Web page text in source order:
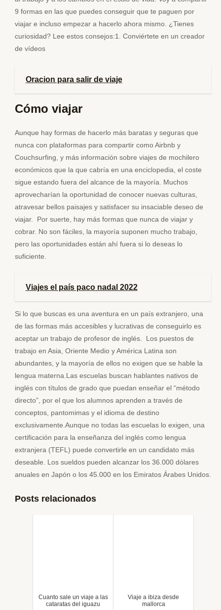
9 formas en las que puedes conseguir que te paguen por
viajar e incluso empezar a hacerlo ahora mismo. ¿Tienes
curiosidad? Lee estos consejos:1. Conviértete en un creador
de vídeos
Oracion para salir de viaje
Cómo viajar
Aunque hay formas de hacerlo más baratas y seguras que
nunca con plataformas para compartir como Airbnb y
Couchsurfing, y más información sobre viajes de mochilero
económicos que la que cabría en una enciclopedia, el coste
sigue estando fuera del alcance de la mayoría. Muchos
aprovecharían la oportunidad de conocer nuevas culturas,
atravesar bellos paisajes y satisfacer su insaciable deseo de
viajar. Por suerte, hay más formas que nunca de viajar y
cobrar. No son fáciles, la mayoría suponen mucho trabajo,
pero las oportunidades están ahí fuera si lo deseas lo
suficiente.
Viajes el país paco nadal 2022
Si lo que buscas es una aventura en un país extranjero, una
de las formas más accesibles y lucrativas de conseguirlo es
aceptar un trabajo de profesor de inglés. Los puestos de
trabajo en Asia, Oriente Medio y América Latina son
abundantes, y la mayoría de ellos no exigen que se hable la
lengua materna.Las escuelas buscan hablantes nativos de
inglés con títulos de grado que puedan enseñar el “método
directo”, por el que los alumnos aprenden a través de
conceptos, pantomimas y el idioma de destino
exclusivamente.Aunque no todas las escuelas lo exigen, una
certificación para la enseñanza del inglés como lengua
extranjera (TEFL) puede convertirle en un candidato más
deseable. Los sueldos pueden alcanzar los 36.000 dólares
anuales en Japón o los 45.000 en los Emiratos Árabes Unidos.
Posts relacionados
Cuanto sale un viaje a las
cataratas del iguazu
Viaje a ibiza desde
mallorca